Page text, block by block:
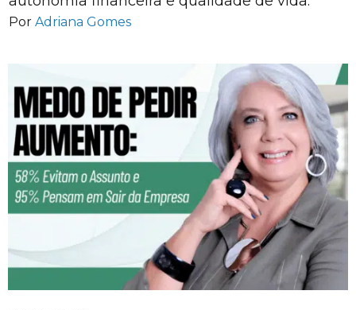
Por Adriana Gomes